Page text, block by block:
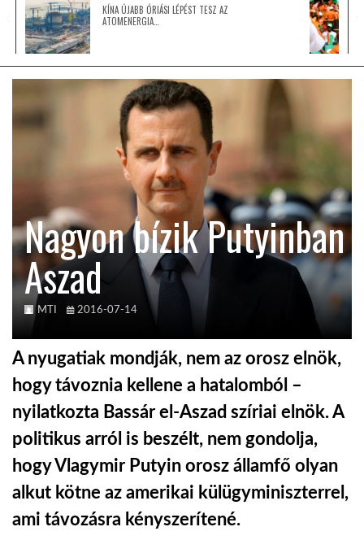
GLOBOTV BP
TROPICALMAGAZIN
GLOBOTV
AFRIKA TUDÁSTÁR
A NAP SZÉPE
LINKTR.EE
GLOBOZSARU
DOBRAVERO.HU
LATIMO.HU
KÍNA ÚJABB ÓRIÁSI LÉPÉST TESZ AZ
ATOMENERGIA…
Nagyon bízik Putyinban
Aszad
MTI 2016-07-14
A nyugatiak mondják, nem az orosz elnök,
hogy távoznia kellene a hatalomból –
nyilatkozta Bassár el-Aszad szíriai elnök. A
politikus arról is beszélt, nem gondolja,
hogy Vlagymir Putyin orosz államfő olyan
alkut kötne az amerikai külügyminiszterrel,
ami távozásra kényszerítené.